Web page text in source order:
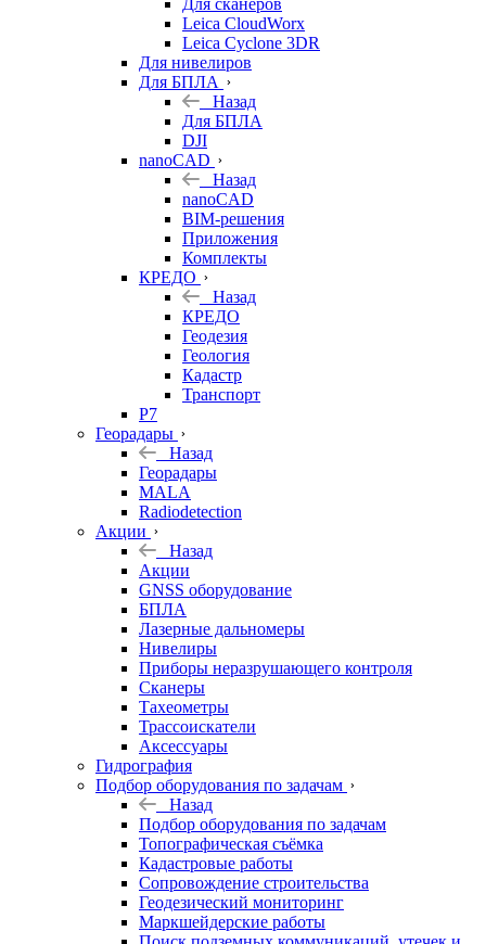
Для сканеров
Leica CloudWorx
Leica Cyclone 3DR
Для нивелиров
Для БПЛА
Назад
Для БПЛА
DJI
nanoCAD
Назад
nanoCAD
BIM-решения
Приложения
Комплекты
КРЕДО
Назад
КРЕДО
Геодезия
Геология
Кадастр
Транспорт
Р7
Георадары
Назад
Георадары
MALA
Radiodetection
Акции
Назад
Акции
GNSS оборудование
БПЛА
Лазерные дальномеры
Нивелиры
Приборы неразрушающего контроля
Сканеры
Тахеометры
Трассоискатели
Аксессуары
Гидрография
Подбор оборудования по задачам
Назад
Подбор оборудования по задачам
Топографическая съёмка
Кадастровые работы
Сопровождение строительства
Геодезический мониторинг
Маркшейдерские работы